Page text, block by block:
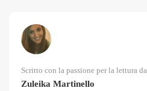
Scritto con la passione per la lettura da
Zuleika Martinello